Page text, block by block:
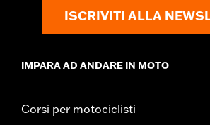
ISCRIVITI ALLA
IMPARA AD ANDARE IN MOTO
Corsi per motociclisti